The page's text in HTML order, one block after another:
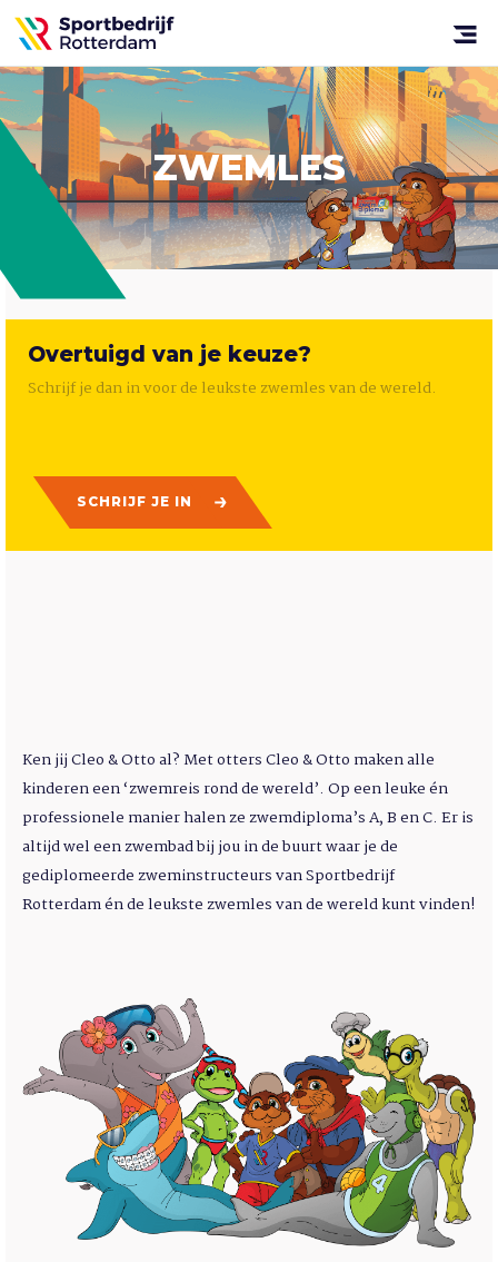
Open
menu
Sportbedrijf
Rotterdam
ZWEMLES
Overtuigd van je keuze?
Schrijf je dan in voor de leukste zwemles van de wereld.
SCHRIJF JE IN
Ken jij Cleo & Otto al? Met otters Cleo & Otto maken alle
kinderen een ‘zwemreis rond de wereld’. Op een leuke én
professionele manier halen ze zwemdiploma’s A, B en C. Er is
altijd wel een zwembad bij jou in de buurt waar je de
gediplomeerde zweminstructeurs van Sportbedrijf
Rotterdam én de leukste zwemles van de wereld kunt vinden!